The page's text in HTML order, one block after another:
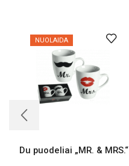
NUOLAIDA
Du puodeliai „MR. & MRS.“